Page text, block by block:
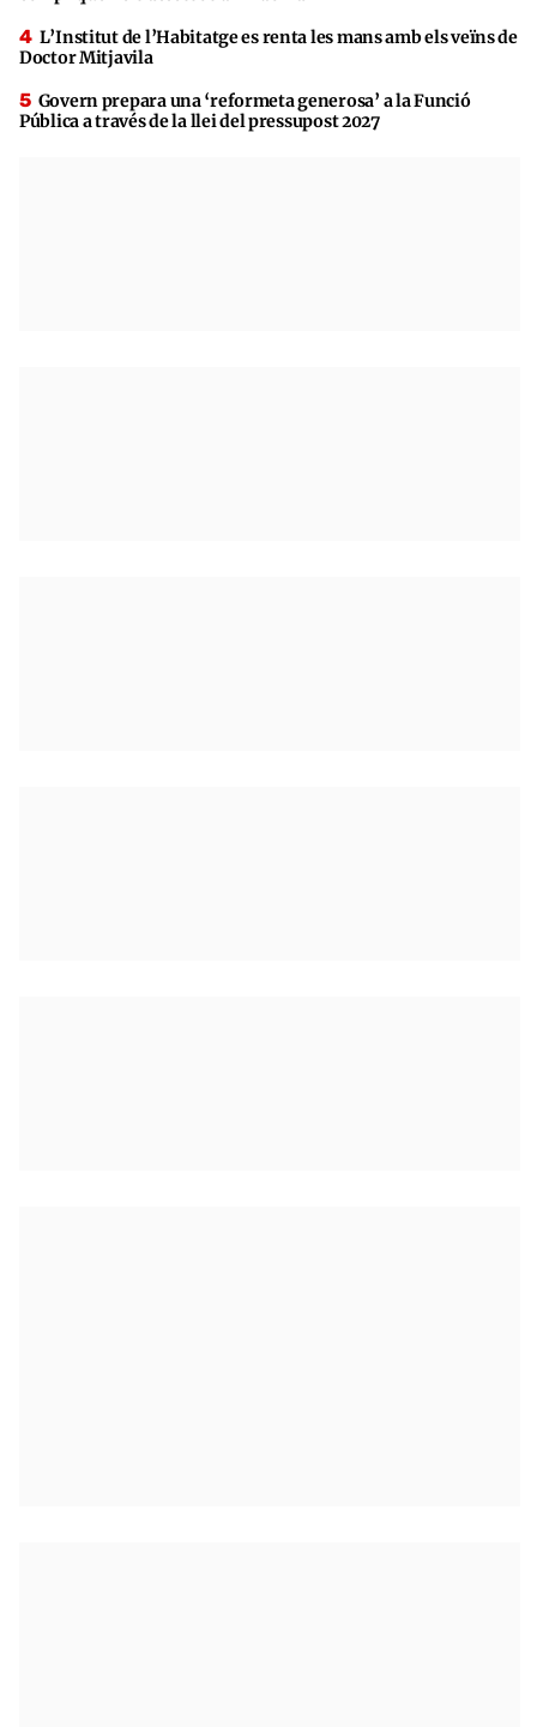
L’Institut de l’Habitatge es renta les mans amb els veïns de
Doctor Mitjavila
Govern prepara una ‘reformeta generosa’ a la Funció
Pública a través de la llei del pressupost 2027